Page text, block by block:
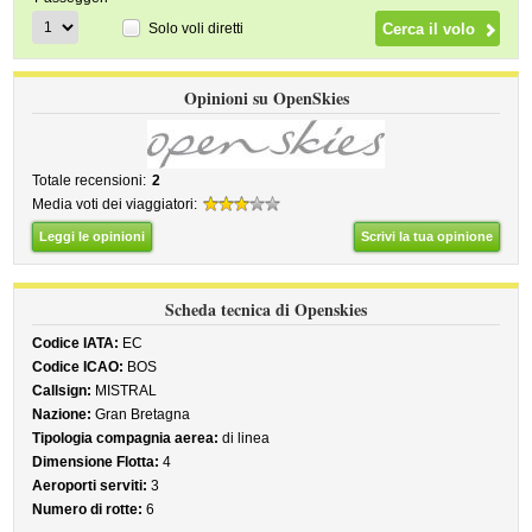
Solo voli diretti
Opinioni su OpenSkies
Totale recensioni: 2
Media voti dei viaggiatori:
Leggi le opinioni Scrivi la tua opinione
Scheda tecnica di Openskies
Codice IATA: EC
Codice ICAO: BOS
Callsign: MISTRAL
Nazione: Gran Bretagna
Tipologia compagnia aerea: di linea
Dimensione Flotta: 4
Aeroporti serviti: 3
Numero di rotte: 6